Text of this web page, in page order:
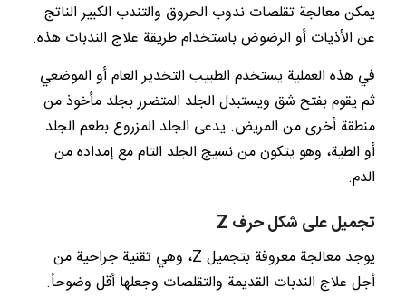
يمكن معالجة تقلصات ندوب الحروق والتندب الكبير الناتج
عن الأذيات أو الرضوض باستخدام طريقة علاج الندبات هذه.
في هذه العملية يستخدم الطبيب التخدير العام أو الموضعي
ثم يقوم بفتح شق ويستبدل الجلد المتضرر بجلد مأخوذ من
منطقة أخرى من المريض. يدعى الجلد المزروع بطعم الجلد
أو الطية، وهو يتكون من نسيج الجلد التام مع إمداده من
الدم.
تجميل على شكل حرف Z
يوجد معالجة معروفة بتجميل Z، وهي تقنية جراحية من
أجل علاج الندبات القديمة والتقلصات وجعلها أقل وضوحاً.